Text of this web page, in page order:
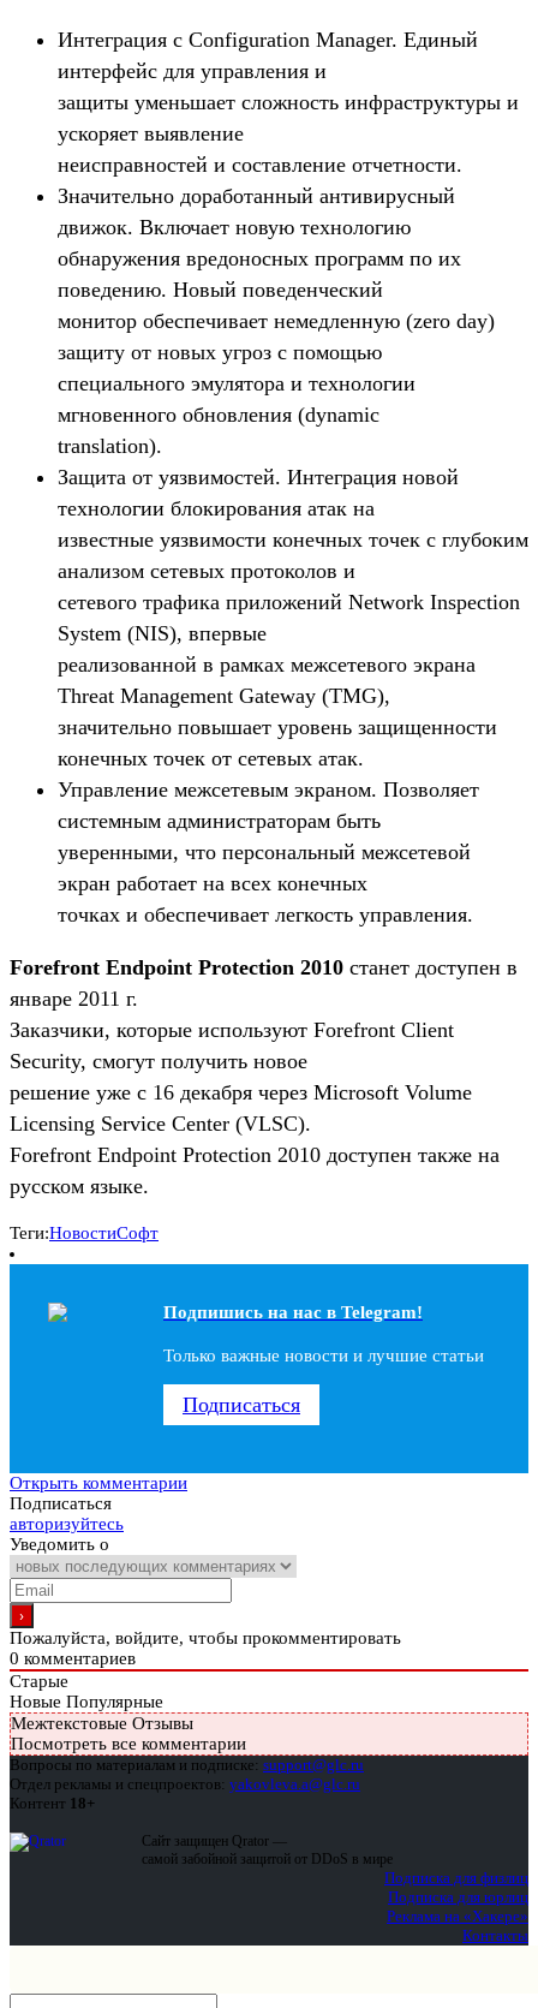
Интеграция с Configuration Manager. Единый
интерфейс для управления и
защиты уменьшает сложность инфраструктуры и
ускоряет выявление
неисправностей и составление отчетности.
Значительно доработанный антивирусный
движок. Включает новую технологию
обнаружения вредоносных программ по их
поведению. Новый поведенческий
монитор обеспечивает немедленную (zero day)
защиту от новых угроз с помощью
специального эмулятора и технологии
мгновенного обновления (dynamic
translation).
Защита от уязвимостей. Интеграция новой
технологии блокирования атак на
известные уязвимости конечных точек с глубоким
анализом сетевых протоколов и
сетевого трафика приложений Network Inspection
System (NIS), впервые
реализованной в рамках межсетевого экрана
Threat Management Gateway (TMG),
значительно повышает уровень защищенности
конечных точек от сетевых атак.
Управление межсетевым экраном. Позволяет
системным администраторам быть
уверенными, что персональный межсетевой
экран работает на всех конечных
точках и обеспечивает легкость управления.
Forefront Endpoint Protection 2010 станет доступен в
январе 2011 г.
Заказчики, которые используют Forefront Client
Security, смогут получить новое
решение уже с 16 декабря через Microsoft Volume
Licensing Service Center (VLSC).
Forefront Endpoint Protection 2010 доступен также на
русском языке.
Теги:НовостиСофт
Подпишись на наc в Telegram!
Только важные новости и лучшие статьи
Подписаться
Открыть комментарии
Подписаться
авторизуйтесь
Уведомить о
Пожалуйста, войдите, чтобы прокомментировать
0 комментариев
Старые
Новые Популярные
Межтекстовые Отзывы
Посмотреть все комментарии
Вопросы по материалам и подписке: support@glc.ru
Отдел рекламы и спецпроектов: yakovleva.a@glc.ru
Контент 18+
Сайт защищен Qrator —
самой забойной защитой от DDoS в мире
Подписка для физлиц
Подписка для юрлиц
Реклама на «Хакере»
Контакты